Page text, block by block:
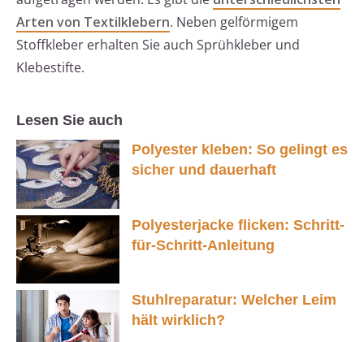
Arten von Textilklebern. Neben gelförmigem
Stoffkleber erhalten Sie auch Sprühkleber und
Klebestifte.
Lesen Sie auch
Polyester kleben: So gelingt es
sicher und dauerhaft
Polyesterjacke flicken: Schritt-
für-Schritt-Anleitung
Stuhlreparatur: Welcher Leim
hält wirklich?